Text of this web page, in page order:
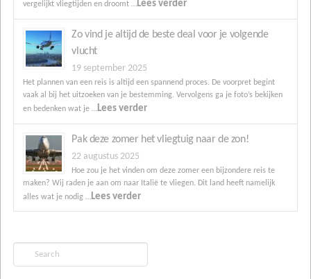
vergelijkt vliegtijden en droomt …Lees verder
Zo vind je altijd de beste deal voor je volgende
vlucht
19 september 2025
Het plannen van een reis is altijd een spannend proces. De voorpret begint
vaak al bij het uitzoeken van je bestemming. Vervolgens ga je foto’s bekijken
en bedenken wat je …Lees verder
Pak deze zomer het vliegtuig naar de zon!
22 augustus 2025
Hoe zou je het vinden om deze zomer een bijzondere reis te
maken? Wij raden je aan om naar Italië te vliegen. Dit land heeft namelijk
alles wat je nodig …Lees verder
Search